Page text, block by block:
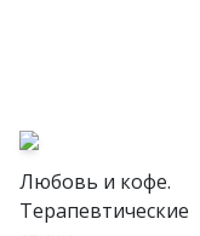
Любовь и кофе.
Терапевтические